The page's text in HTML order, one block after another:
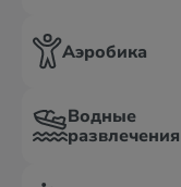
Аэробика
Водные
развлечения